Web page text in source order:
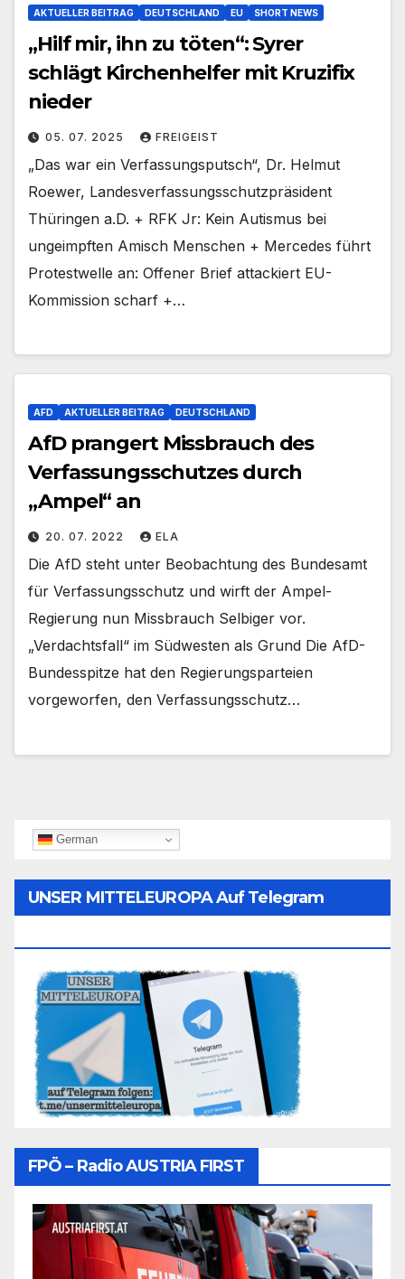
AKTUELLER BEITRAG DEUTSCHLAND EU SHORT NEWS
„Hilf mir, ihn zu töten“: Syrer
schlägt Kirchenhelfer mit Kruzifix
nieder
05. 07. 2025 FREIGEIST
„Das war ein Verfassungsputsch“, Dr. Helmut
Roewer, Landesverfassungsschutzpräsident
Thüringen a.D. + RFK Jr: Kein Autismus bei
ungeimpften Amisch Menschen + Mercedes führt
Protestwelle an: Offener Brief attackiert EU-
Kommission scharf +…
AFD AKTUELLER BEITRAG DEUTSCHLAND
AfD prangert Missbrauch des
Verfassungsschutzes durch
„Ampel“ an
20. 07. 2022 ELA
Die AfD steht unter Beobachtung des Bundesamt
für Verfassungsschutz und wirft der Ampel-
Regierung nun Missbrauch Selbiger vor.
„Verdachtsfall“ im Südwesten als Grund Die AfD-
Bundesspitze hat den Regierungsparteien
vorgeworfen, den Verfassungsschutz…
German
UNSER MITTELEUROPA Auf Telegram
FPÖ – Radio AUSTRIA FIRST